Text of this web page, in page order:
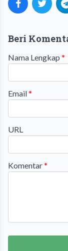
Beri
Nama Lengkap *
Email*
URL
Komentar*